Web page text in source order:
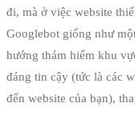
đi, mà ở việc website
Googlebot giống như
hướng thám hiểm khu
đáng tin cậy (tức là các
đến website của bạn),